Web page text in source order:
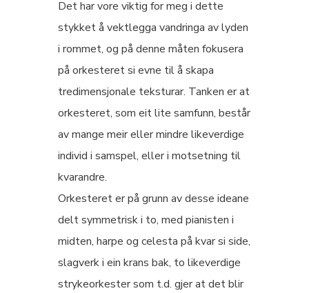
Det har vore viktig for meg i dette
stykket å vektlegga vandringa av lyden
i rommet, og på denne måten fokusera
på orkesteret si evne til å skapa
tredimensjonale teksturar. Tanken er at
orkesteret, som eit lite samfunn, består
av mange meir eller mindre likeverdige
individ i samspel, eller i motsetning til
kvarandre.
Orkesteret er på grunn av desse ideane
delt symmetrisk i to, med pianisten i
midten, harpe og celesta på kvar si side,
slagverk i ein krans bak, to likeverdige
strykeorkester som t.d. gjer at det blir